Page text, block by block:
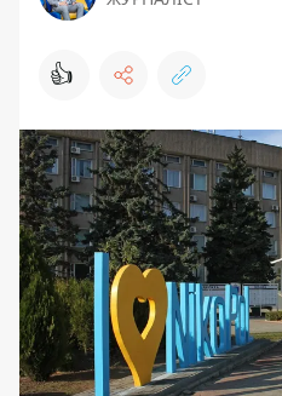
👍